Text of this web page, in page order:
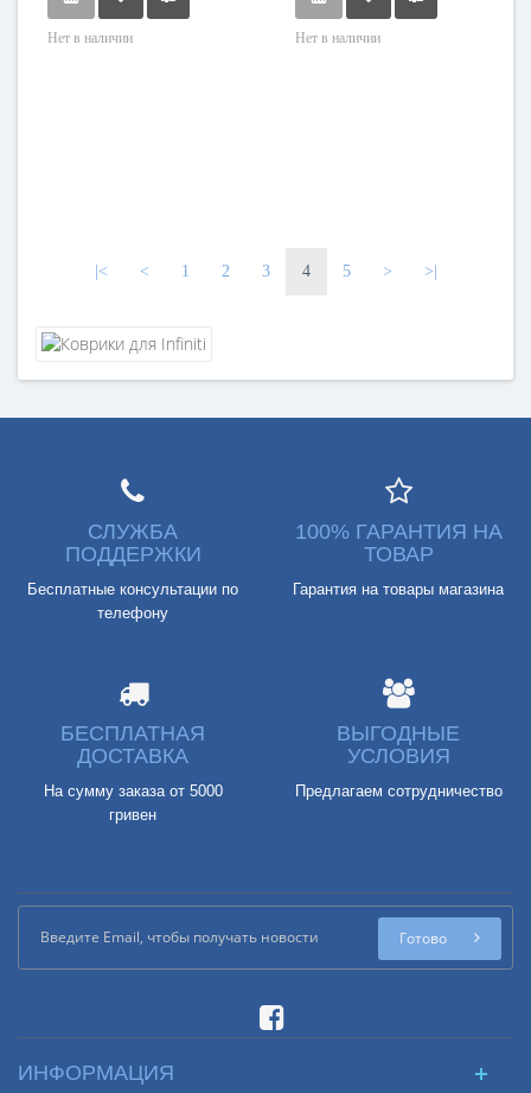
Нет в наличии Нет в наличии
|< < 1 2 3 4 5 > >|
СЛУЖБА
ПОДДЕРЖКИ
Бесплатные консультации по
телефону
100% ГАРАНТИЯ НА
ТОВАР
Гарантия на товары магазина
БЕСПЛАТНАЯ
ДОСТАВКА
На сумму заказа от 5000
гривен
ВЫГОДНЫЕ
УСЛОВИЯ
Предлагаем сотрудничество
Готово
ИНФОРМАЦИЯ